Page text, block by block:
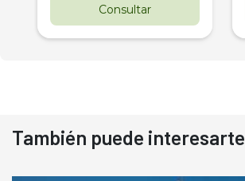
Consultar
También puede interesarte